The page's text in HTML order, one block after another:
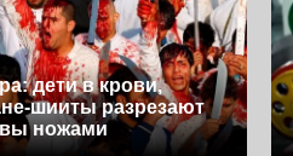
дети в крови,
шииты разрезают
ножами